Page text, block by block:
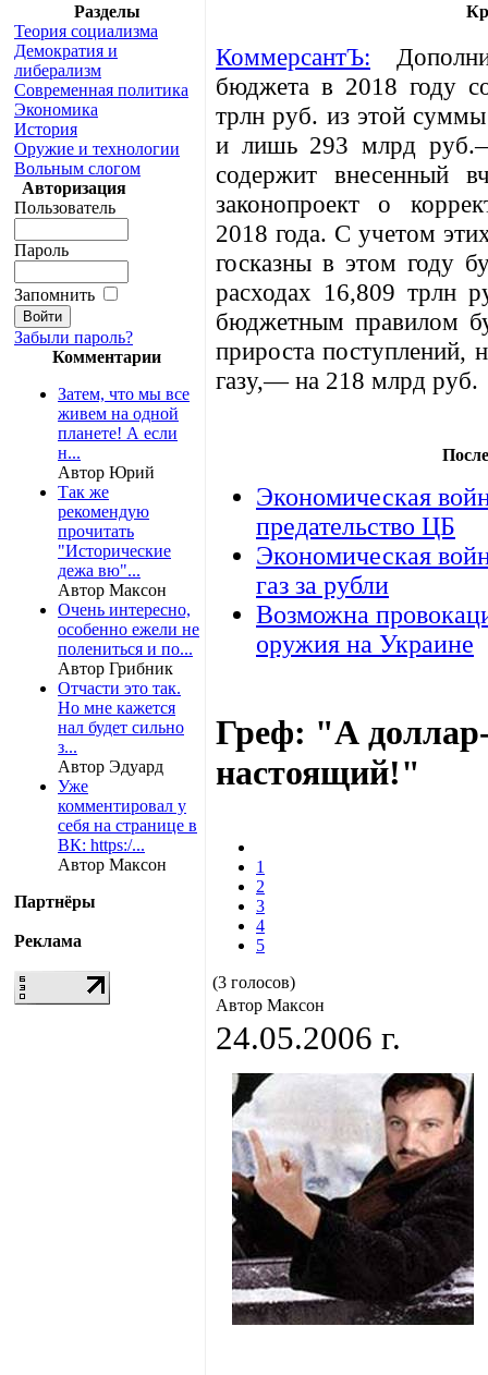
Разделы
Теория социализма
Демократия и
либерализм
Современная политика
Экономика
История
Оружие и технологии
Вольным слогом
Авторизация
Пользователь
Пароль
Запомнить
Забыли пароль?
Комментарии
Затем, что мы все
живем на одной
планете! А если
н...
Автор Юрий
Так же
рекомендую
прочитать
"Исторические
дежа вю"...
Автор Максон
Очень интересно,
особенно ежели не
полениться и по...
Автор Грибник
Отчасти это так.
Но мне кажется
нал будет сильно
з...
Автор Эдуард
Уже
комментировал у
себя на странице в
ВК: https:/...
Автор Максон
Партнёры
Реклама
КоммерсантЪ:
бюджета в 2018 году
трлн руб. из этой суммы
и лишь 293 млрд руб.—
содержит внесенный
законопроект о
2018 года. С учетом
госказны в этом году
расходах 16,809 трлн
бюджетным правилом
прироста
газу,— на 218 млрд руб.
Экономическая
предательство ЦБ
Экономическая
газ за рубли
Возможна
оружия на Украине
Греф: "А
настоящий!"
1
2
3
4
5
(3 голосов)
Автор Максон
24.05.2006 г.